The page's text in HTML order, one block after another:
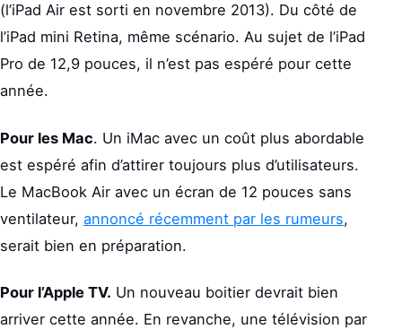
(l’iPad Air est sorti en novembre 2013). Du côté de
l’iPad mini Retina, même scénario. Au sujet de l’iPad
Pro de 12,9 pouces, il n’est pas espéré pour cette
année.
Pour les Mac. Un iMac avec un coût plus abordable
est espéré afin d’attirer toujours plus d’utilisateurs.
Le MacBook Air avec un écran de 12 pouces sans
ventilateur, annoncé récemment par les rumeurs,
serait bien en préparation.
Pour l’Apple TV. Un nouveau boitier devrait bien
arriver cette année. En revanche, une télévision par